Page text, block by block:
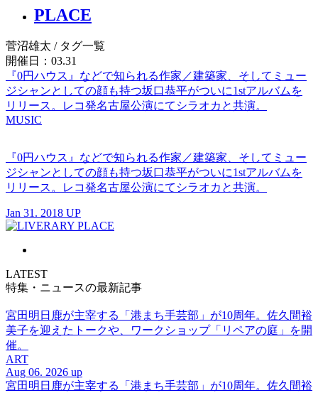
PLACE
菅沼雄太 / タグ一覧
開催日：03.31
『0円ハウス』などで知られる作家／建築家、そしてミュー
ジシャンとしての顔も持つ坂口恭平がついに1stアルバムを
リリース。レコ発名古屋公演にてシラオカと共演。
MUSIC
『0円ハウス』などで知られる作家／建築家、そしてミュー
ジシャンとしての顔も持つ坂口恭平がついに1stアルバムを
リリース。レコ発名古屋公演にてシラオカと共演。
Jan 31. 2018 UP
LATEST
特集・ニュースの最新記事
宮田明日鹿が主宰する「港まち手芸部」が10周年。佐久間裕
美子を迎えたトークや、ワークショップ「リペアの庭」を開
催。
ART
Aug 06. 2026 up
宮田明日鹿が主宰する「港まち手芸部」が10周年。佐久間裕